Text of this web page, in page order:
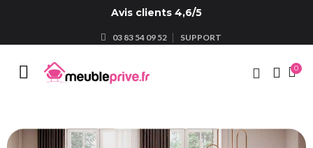
Avis clients 4,6/5
03 83 54 09 52 SUPPORT
shopping_cart (0)